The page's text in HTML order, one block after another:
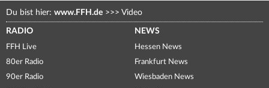
Du bist hier: www.FFH.de >>> Video
RADIO
FFH Live
80er Radio
90er Radio
NEWS
Hessen News
Frankfurt News
Wiesbaden News